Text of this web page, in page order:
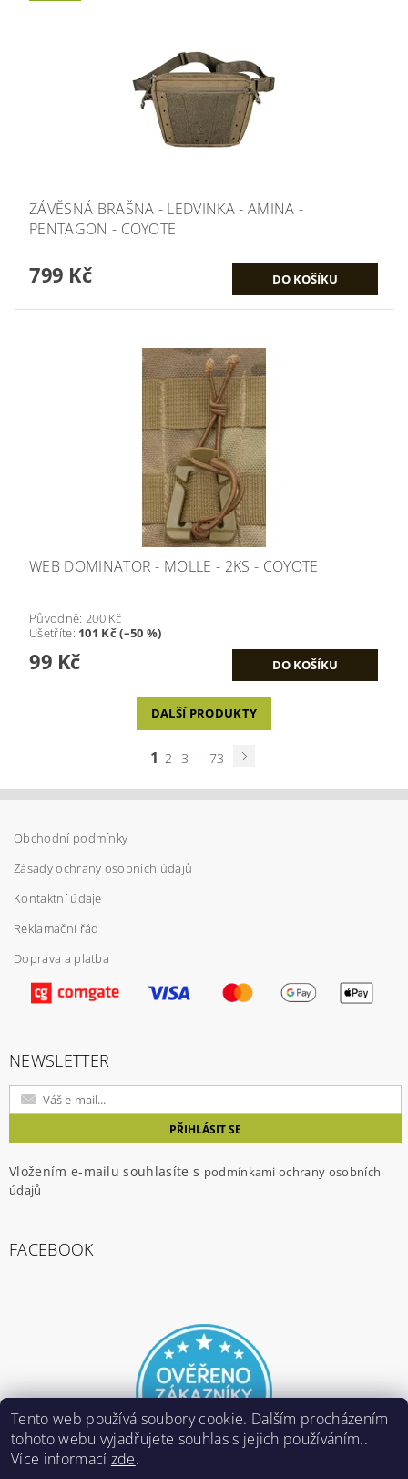
ZÁVĚSNÁ BRAŠNA - LEDVINKA - AMINA -
PENTAGON - COYOTE
799 Kč
WEB DOMINATOR - MOLLE - 2KS - COYOTE
Původně: 200 Kč
Ušetříte: 101 Kč (–50 %)
99 Kč
DALŠÍ PRODUKTY
1 2 3 ... 73
Obchodní podmínky
Zásady ochrany osobních údajů
Kontaktní údaje
Reklamační řád
Doprava a platba
NEWSLETTER
Vložením e-mailu souhlasíte s podmínkami ochrany osobních
údajů
FACEBOOK
Tento web používá soubory cookie. Dalším procházením
tohoto webu vyjadřujete souhlas s jejich používáním..
Více informací zde.